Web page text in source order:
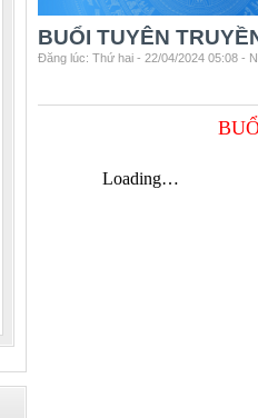
BUỔI TUYÊN
Đăng lúc: Thứ hai - 22/04/2024 05:08 -